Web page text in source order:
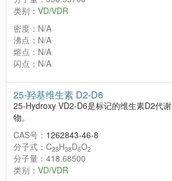
类别： VD/VDR
密度：N/A
沸点：N/A
熔点：N/A
闪点：N/A
25-羟基维生素 D2-D6
25-Hydroxy VD2-D6是标记的维生素D2代谢
物。
CAS号： 1262843-46-8
分子式：C28H38D6O2
分子量：418.68500
类别： VD/VDR